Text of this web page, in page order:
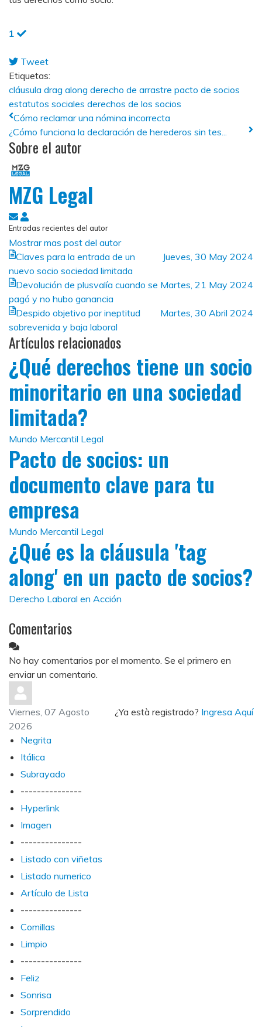
1
Tweet
pinterest
Etiquetas:
cláusula drag along derecho de arrastre pacto de socios
estatutos sociales derechos de los socios
Cómo reclamar una nómina incorrecta
¿Cómo funciona la declaración de herederos sin tes...
Sobre el autor
MZG Legal
Suscribirse
a
las
actualizaciones
MZG
Legal
Entradas recientes del autor
Mostrar mas post del autor
Jueves, 30 May 2024
Claves para la entrada de un
nuevo socio sociedad limitada
Martes, 21 May 2024
Devolución de plusvalía cuando se
pagó y no hubo ganancia
Martes, 30 Abril 2024
Despido objetivo por ineptitud
sobrevenida y baja laboral
Artículos relacionados
¿Qué derechos tiene un socio
minoritario en una sociedad
limitada?
Mundo Mercantil Legal
Pacto de socios: un
documento clave para tu
empresa
Mundo Mercantil Legal
¿Qué es la cláusula 'tag
along' en un pacto de socios?
Derecho Laboral en Acción
Comentarios
No hay comentarios por el momento. Se el primero en
enviar un comentario.
¿Ya està registrado? Ingresa Aquí
Viernes, 07 Agosto
2026
Negrita
Itálica
Subrayado
---------------
Hyperlink
Imagen
---------------
Listado con viñetas
Listado numerico
Artículo de Lista
---------------
Comillas
Limpio
---------------
Feliz
Sonrisa
Sorprendido